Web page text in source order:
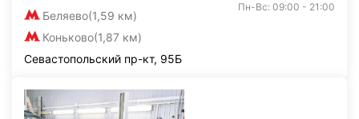
Беляево(1,59 км)
Коньково(1,87 км)
Пн-Вс: 09:00 - 21:00
Севастопольский пр-кт, 95Б